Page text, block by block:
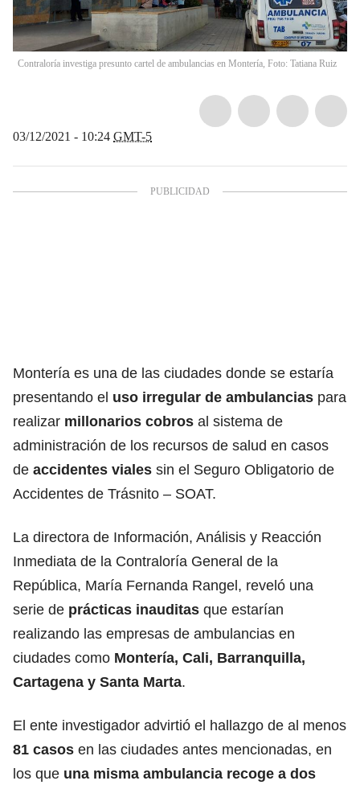
Contraloría investiga presunto cartel de ambulancias en Montería, Foto: Tatiana Ruiz
03/12/2021 - 10:24 GMT-5
Montería es una de las ciudades donde se estaría
presentando el uso irregular de ambulancias para
realizar millonarios cobros al sistema de
administración de los recursos de salud en casos
de accidentes viales sin el Seguro Obligatorio de
Accidentes de Trásnito – SOAT.
La directora de Información, Análisis y Reacción
Inmediata de la Contraloría General de la
República, María Fernanda Rangel, reveló una
serie de prácticas inauditas que estarían
realizando las empresas de ambulancias en
ciudades como Montería, Cali, Barranquilla,
Cartagena y Santa Marta.
El ente investigador advirtió el hallazgo de al menos
81 casos en las ciudades antes mencionadas, en
los que una misma ambulancia recoge a dos